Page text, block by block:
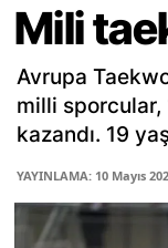
Mili
Avrupa
milli sporcular,
kazandı. 19
YAYINLAMA: 10 Mayıs